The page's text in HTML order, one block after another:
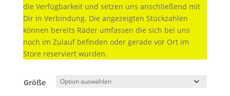
die Verfügbarkeit und setzen uns anschließend mit
Dir in Verbindung. Die angezeigten Stückzahlen
können bereits Räder umfassen die sich bei uns
noch im Zulauf befinden oder gerade vor Ort im
Store reserviert wurden.
Größe